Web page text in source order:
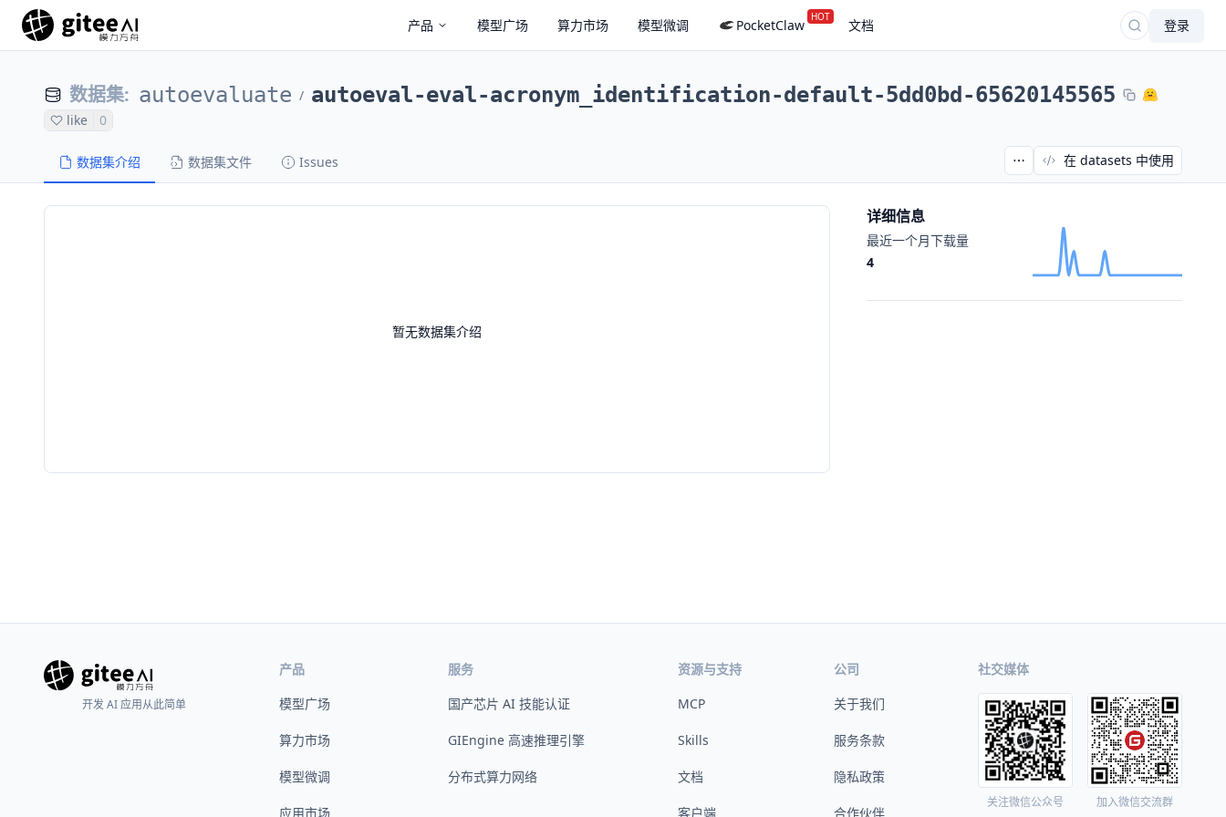
产品 模型广场 算力市场 模型微调 PocketClaw HOT 文档 登录
数据集: autoevaluate / autoeval-eval-acronym_identification-default-5dd0bd-65620145565
like 0
数据集介绍 数据集文件 Issues 在 datasets 中使用
暂无数据集介绍
详细信息
最近一个月下载量
4
开发 AI 应用从此简单
产品
模型广场
算力市场
模型微调
应用市场
服务
国产芯片 AI 技能认证
GIEngine 高速推理引擎
分布式算力网络
资源与支持
MCP
Skills
文档
客户端
公司
关于我们
服务条款
隐私政策
合作伙伴
社交媒体
关注微信公众号 加入微信交流群